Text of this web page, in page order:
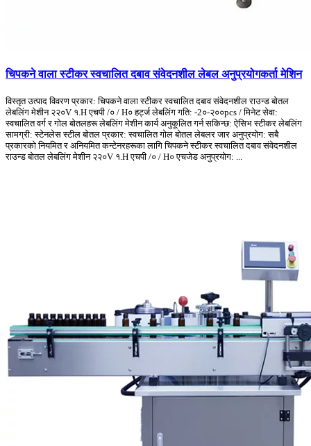
चिपकने वाला स्टीकर स्वचालित दबाव संवेदनशील लेबल अनुप्रयोगकर्ता मेशिन
विस्तृत उत्पाद विवरण प्रकार: चिपकने वाला स्टीकर स्वचालित दबाव संवेदनशील राउन्ड बोतल
लेबलिंग मेशीन २२०V १.H एचपी /० / H० हर्ट्ज लेबलिंग गति: -2०-२००pcs / मिनेट सेवा:
स्वचालित वर्ग र गोल बोतलहरू लेबलिंग मेशीन कार्य अनुकूलित गर्न सकिन्छ: ऐसिभ स्टीकर लेबलिंग
सामग्री: स्टेनलेस स्टील बोतल प्रकार: स्वचालित गोल बोतल लेबलर जार अनुप्रयोग: सबै
प्रकारको नियमित र अनियमित कन्टेनरहरूका लागि चिपकने स्टीकर स्वचालित दबाव संवेदनशील
राउन्ड बोतल लेबलिंग मेशीन २२०V १.H एचपी /० / H० एचजेड अनुप्रयोग: ...